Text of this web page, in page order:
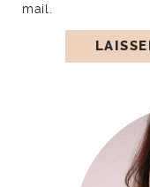
mail.